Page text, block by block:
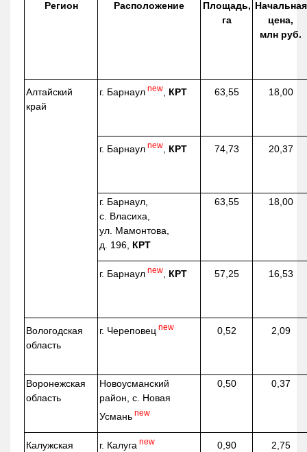
Регион Расположение
Площадь,
га
Начальная
цена,
млн руб.
Алтайский
край
г. Барнаул new КРТ 63,55 18,00
г. Барнаул new КРТ 74,73 20,37
г. Барнаул,
с. Власиха,
ул. Мамонтова,
д. 196, КРТ
63,55 18,00
г. Барнаул new КРТ 57,25 16,53
Вологодская
область
г. Череповец new 0,52 2,09
Воронежская
область
Новоусманский
район, с. Новая
Усмань new
0,50 0,37
Калужская
г. Калуга new 0,90 2,75